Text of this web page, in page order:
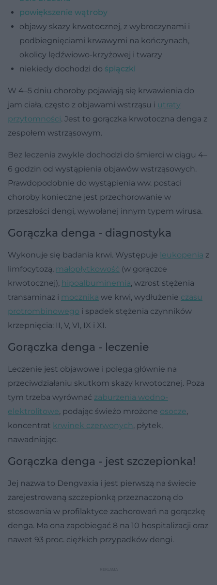
powiększenie wątroby
objawy skazy krwotocznej, z wybroczynami i
podbiegnięciami krwawymi na kończynach,
okolicy lędźwiowo-krzyżowej i twarzy
niekiedy dochodzi do śpiączki
W 4–5 dniu choroby pojawiają się krwawienia do
jam ciała, często z objawami wstrząsu i utraty
przytomności. Jest to gorączka krwotoczna denga z
zespołem wstrząsowym.
Bez leczenia zwykle dochodzi do śmierci w ciągu 4–
6 godzin od wystąpienia objawów wstrząsowych.
Prawdopodobnie do wystąpienia ww. postaci
choroby konieczne jest przechorowanie w
przeszłości dengi, wywołanej innym typem wirusa.
Gorączka denga - diagnostyka
Wykonuje się badania krwi. Występuje leukopenia z
limfocytozą, małopłytkowość (w gorączce
krwotocznej), hipoalbuminemia, wzrost stężenia
transaminaz i mocznika we krwi, wydłużenie czasu
protrombinowego i spadek stężenia czynników
krzepnięcia: II, V, VI, IX i XI.
Gorączka denga - leczenie
Leczenie jest objawowe i polega głównie na
przeciwdziałaniu skutkom skazy krwotocznej. Poza
tym trzeba wyrównać zaburzenia wodno-
elektrolitowe, podając świeżo mrożone osocze,
koncentrat krwinek czerwonych, płytek,
nawadniając.
Gorączka denga - jest szczepionka!
Jej nazwa to Dengvaxia i jest pierwszą na świecie
zarejestrowaną szczepionką przeznaczoną do
stosowania w profilaktyce zachorowań na gorączkę
denga. Ma ona zapobiegać 8 na 10 hospitalizacji oraz
nawet 93 proc. ciężkich przypadków dengi.